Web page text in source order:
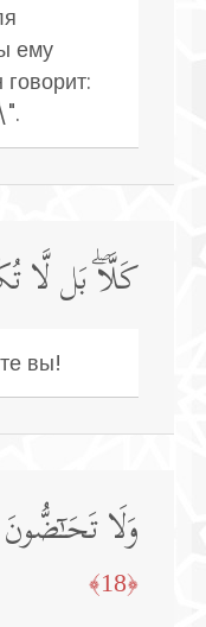
ему
كَلَّاۖ بَل لَّا
вы!
وَلَا
﴿18﴾